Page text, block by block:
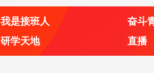
我是接班人
奋斗
研学天地 直播